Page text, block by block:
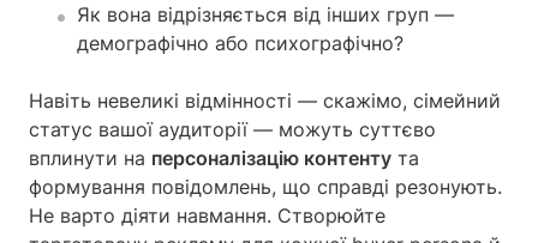
Як вона відрізняється від інших груп —
демографічно або психографічно?
Навіть невеликі відмінності — скажімо, сімейний
статус вашої аудиторії — можуть суттєво
вплинути на персоналізацію контенту та
формування повідомлень, що справді резонують.
Не варто діяти навмання. Створюйте